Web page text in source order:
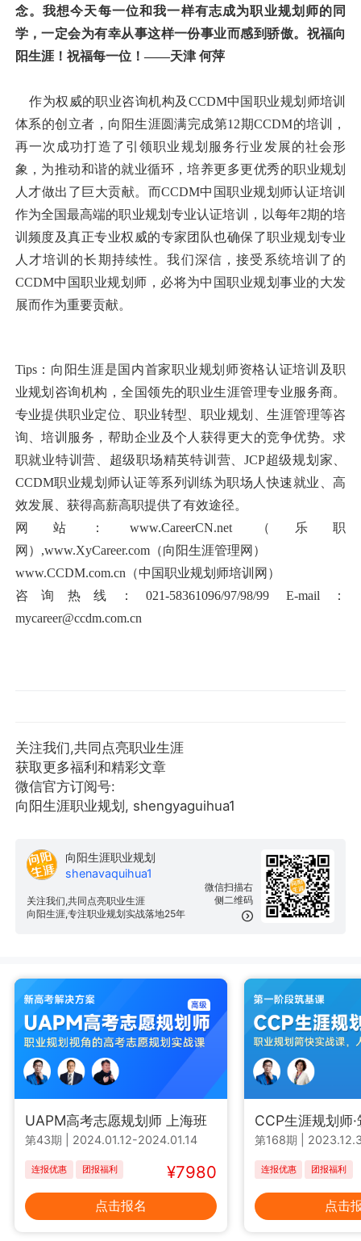
念。我想今天每一位和我一样有志成为职业规划师的同
学，一定会为有幸从事这样一份事业而感到骄傲。祝福向
阳生涯！祝福每一位！——天津 何萍
作为权威的职业咨询机构及CCDM中国职业规划师培训
体系的创立者，向阳生涯圆满完成第12期CCDM的培训，
再一次成功打造了引领职业规划服务行业发展的社会形
象，为推动和谐的就业循环，培养更多更优秀的职业规划
人才做出了巨大贡献。而CCDM中国职业规划师认证培训
作为全国最高端的职业规划专业认证培训，以每年2期的培
训频度及真正专业权威的专家团队也确保了职业规划专业
人才培训的长期持续性。我们深信，接受系统培训了的
CCDM中国职业规划师，必将为中国职业规划事业的大发
展而作为重要贡献。
Tips：向阳生涯是国内首家职业规划师资格认证培训及职
业规划咨询机构，全国领先的职业生涯管理专业服务商。
专业提供职业定位、职业转型、职业规划、生涯管理等咨
询、培训服务，帮助企业及个人获得更大的竞争优势。求
职就业特训营、超级职场精英特训营、JCP超级规划家、
CCDM职业规划师认证等系列训练为职场人快速就业、高
效发展、获得高薪高职提供了有效途径。
网站：www.CareerCN.net（乐职
网）,www.XyCareer.com（向阳生涯管理网）
www.CCDM.com.cn（中国职业规划师培训网）
咨询热线：021-58361096/97/98/99 E-mail：
mycareer@ccdm.com.cn
关注我们,共同点亮职业生涯
获取更多福利和精彩文章
微信官方订阅号:
向阳生涯职业规划, shengyaguihua1
微信扫描右
侧二维码
向阳生涯职业规划
shenavaquihua1
关注我们,共同点亮职业生涯
向阳生涯,专注职业规划实战落地25年
UAPM高考志愿规划师 上海班
第43期 2024.01.12-2024.01.14
连报优惠 团报福利 ¥7980
点击报名
CCP生涯规划师
第168期
连报优惠 团报福利
点击